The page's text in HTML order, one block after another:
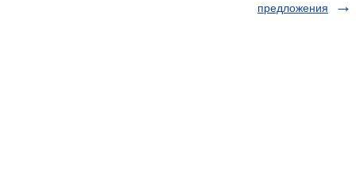
предложения